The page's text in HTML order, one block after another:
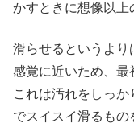
かすときに想像以上
滑らせるというより
感覚に近いため、最
これは汚れをしっ
でスイスイ滑るもの